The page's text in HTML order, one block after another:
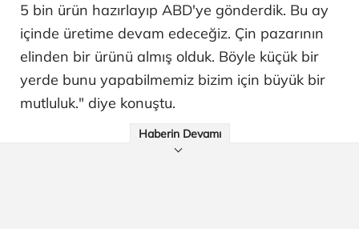
5 bin ürün hazırlayıp ABD'ye gönderdik. Bu ay
içinde üretime devam edeceğiz. Çin pazarının
elinden bir ürünü almış olduk. Böyle küçük bir
yerde bunu yapabilmemiz bizim için büyük bir
mutluluk." diye konuştu.
Haberin Devamı